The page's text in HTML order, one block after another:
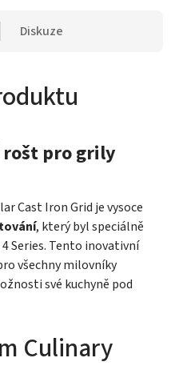
Diskuze
pro grily
Cast Iron Grid je vysoce
, který byl speciálně
Series. Tento inovativní
všechny milovníky
své kuchyně pod
Culinary